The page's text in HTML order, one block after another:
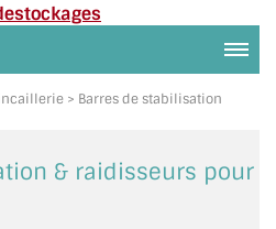
> Barres de stabilisation
& raidisseurs pour